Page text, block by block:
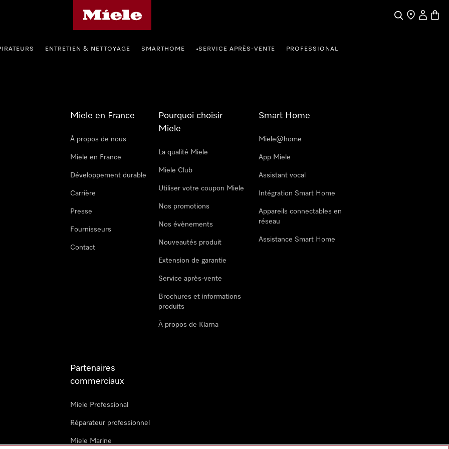
SearchFind a store
My
ENTRETIEN & NETTOYAGE SMARTHOME •SERVICE APRÈS-VENTE PROFESSIONAL
Miele en France
À propos de nous
Miele en France
Développement durable
Carrière
Presse
Fournisseurs
Contact
Pourquoi choisir
Miele
La qualité Miele
Miele Club
Utiliser votre coupon Miele
Nos promotions
Nos évènements
Nouveautés produit
Extension de garantie
Service après-vente
Brochures et informations
produits
À propos de Klarna
Smart Home
Miele@home
App Miele
Assistant vocal
Intégration Smart Home
Appareils connectables en
réseau
Assistance Smart Home
Partenaires
commerciaux
Miele Professional
Réparateur professionnel
Miele Marine